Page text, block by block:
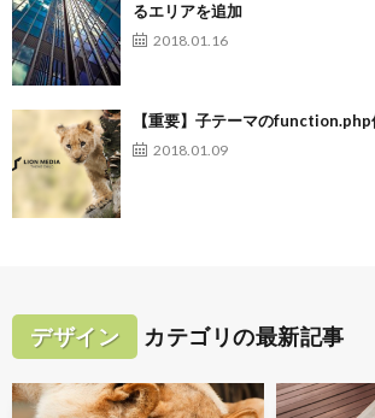
るエリアを追加
2018.01.16
【重要】子テーマの
2018.01.09
デザイン カテゴリの最新記事